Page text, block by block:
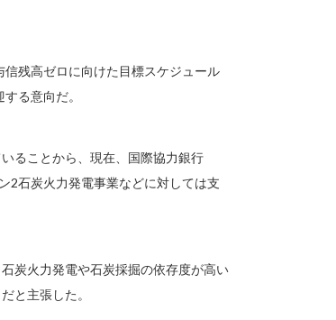
残高ゼロに向けた目標スケジュール
る意向だ。
ることから、現在、国際協力銀行
2石炭火力発電事業などに対しては支
炭火力発電や石炭採掘の依存度が高い
と主張した。